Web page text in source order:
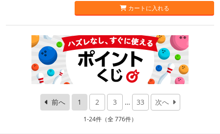
カートに入れる
前へ 1 2 3 … 33 次へ
1-24件（全 776件）